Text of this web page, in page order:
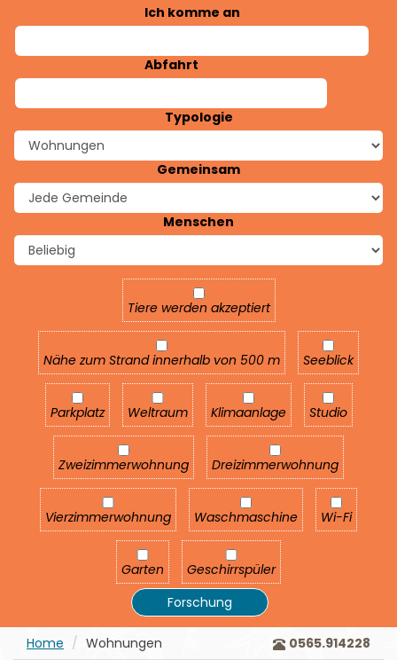
Ich komme an
Abfahrt
Typologie
Gemeinsam
Menschen
Tiere werden akzeptiert
Tiere werden akzeptiert
Nähe zum Strand innerhalb von 500 m
Nähe zum Strand innerhalb von 500 m
Seeblick
Seeblick
Parkplatz
Parkplatz
Weltraum
Weltraum
Klimaanlage
Klimaanlage
Studio
Studio
Zweizimmerwohnung
Zweizimmerwohnung
Dreizimmerwohnung
Dreizimmerwohnung
Vierzimmerwohnung
Vierzimmerwohnung
Waschmaschine
Waschmaschine
Wi-Fi
Wi-Fi
Garten
Garten
Geschirrspüler
Geschirrspüler
Forschung
Home Wohnungen 0565.914228